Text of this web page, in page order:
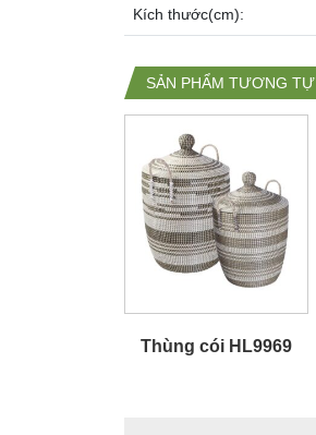
Kích thước(cm):
SẢN PHẨM TƯƠNG TỰ
Thùng cói HL9969